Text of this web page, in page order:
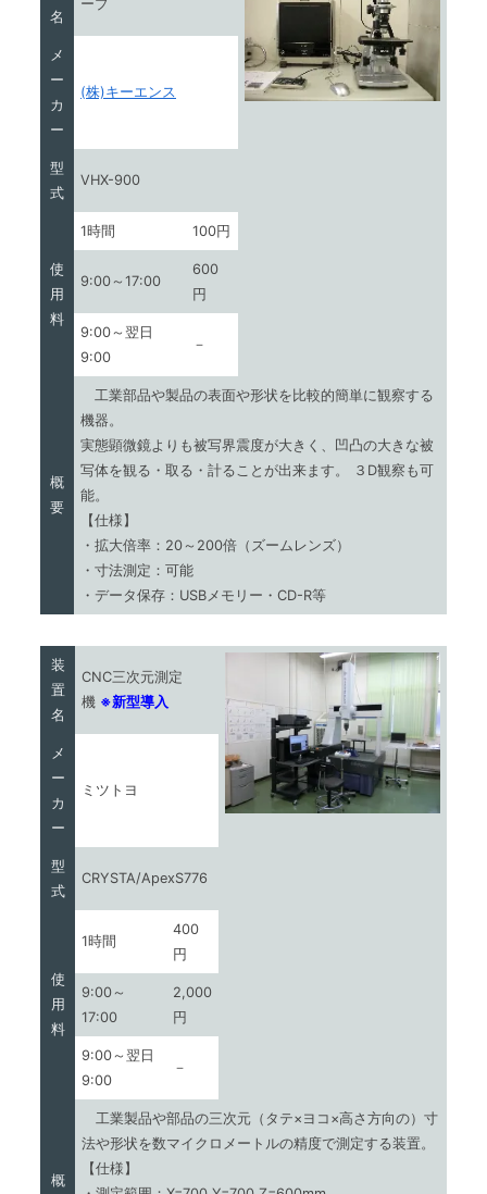
名
ープ
メ
ー
カ
ー
(株)キーエンス
型
式
VHX-900
使
用
料
1時間 100円
9:00～17:00
600
円
9:00～翌日
9:00
－
概
要
工業部品や製品の表面や形状を比較的簡単に観察する
機器。
実態顕微鏡よりも被写界震度が大きく、凹凸の大きな被
写体を観る・取る・計ることが出来ます。 ３D観察も可
能。
【仕様】
・拡大倍率：20～200倍（ズームレンズ）
・寸法測定：可能
・データ保存：USBメモリー・CD-R等
装
置
名
CNC三次元測定
機 ※新型導入
メ
ー
カ
ー
ミツトヨ
型
式
CRYSTA/ApexS776
使
用
料
1時間
400
円
9:00～
17:00
2,000
円
9:00～翌日
9:00
－
概
工業製品や部品の三次元（タテ×ヨコ×高さ方向の）寸
法や形状を数マイクロメートルの精度で測定する装置。
【仕様】